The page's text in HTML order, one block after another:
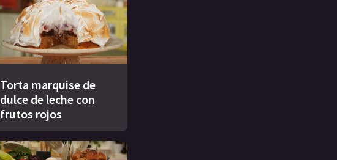
Torta marquise de
dulce de leche con
frutos rojos